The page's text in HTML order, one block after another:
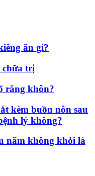
ăn gì?
chữa trị
răng khôn?
kèm buồn nôn sau
lý không?
năm không khỏi là